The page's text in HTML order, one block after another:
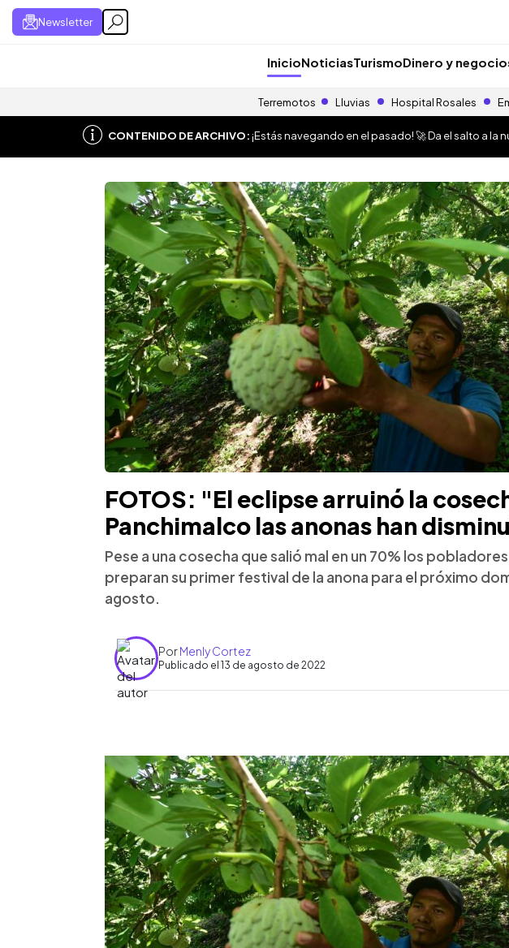
Newsletter
InicioNoticiasTurismoDinero y
Terremotos Lluvias Hospital Rosales
CONTENIDO DE ARCHIVO:¡Estás navegando en el pasado! 🚀 Da el salto a la
FOTOS: "El eclipse arruinó la
Panchimalco las anonas han
Pese a una cosecha que salió mal en un 70% los
preparan su primer festival de la anona para el próximo
agosto.
PorMenly Cortez
Publicado el 13 de agosto de 2022
► Escuchar artículo